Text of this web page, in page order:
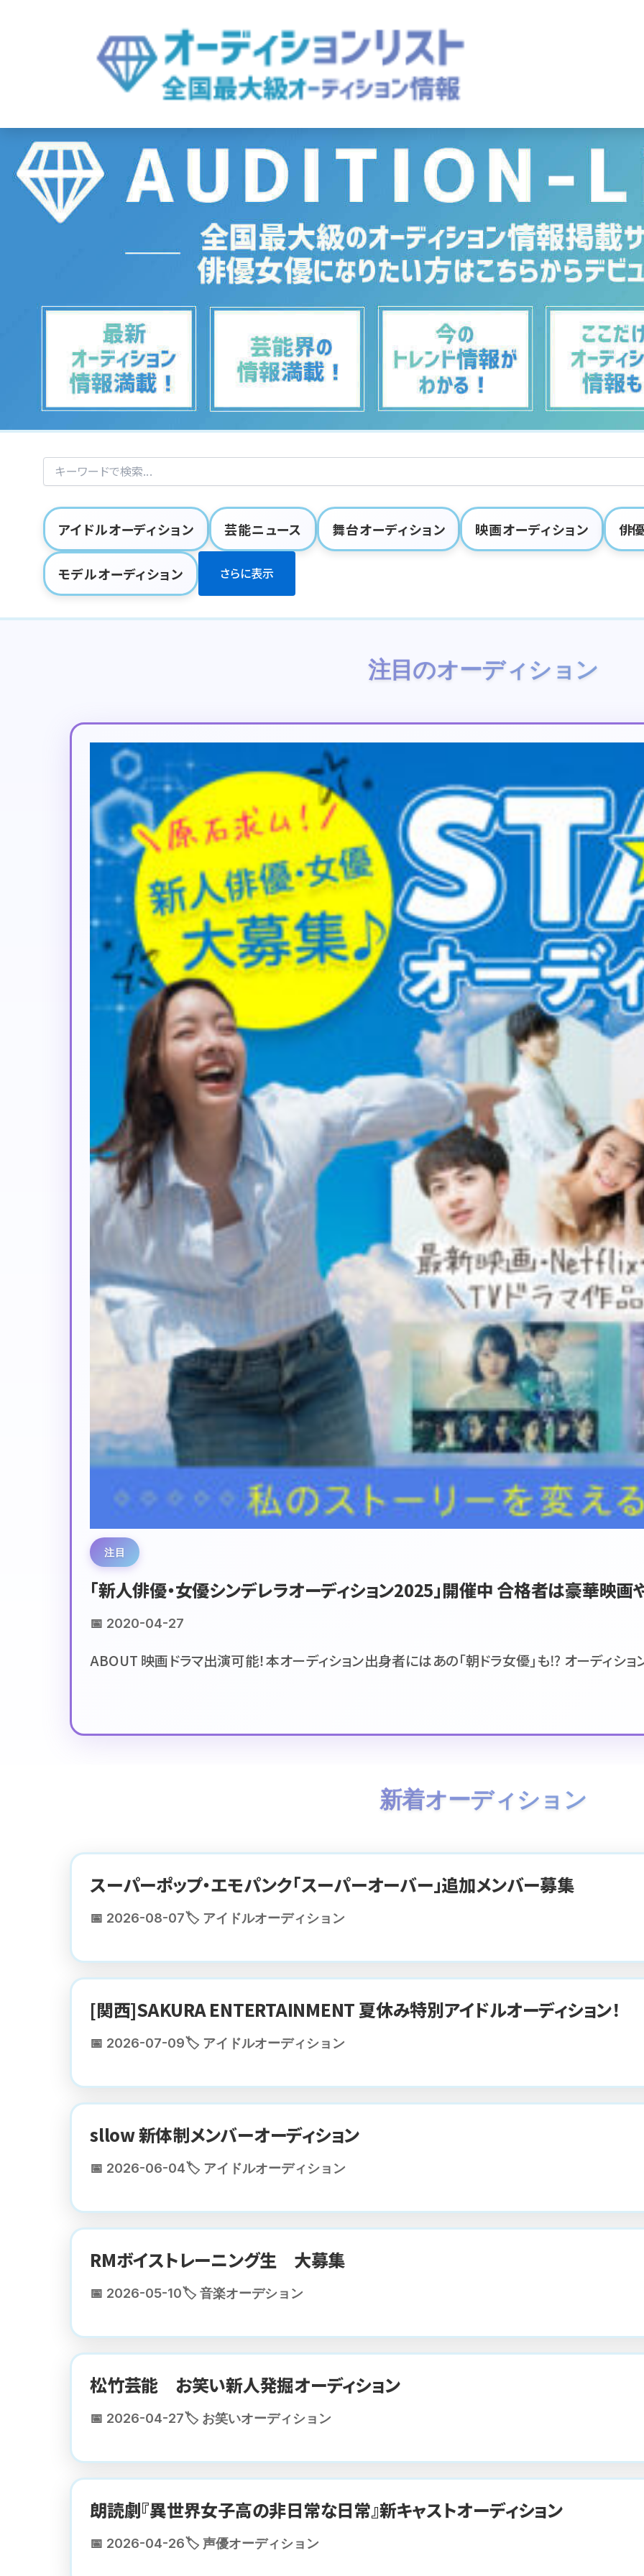
アイドルオーディション 芸能ニュース 舞台オーディション 映画オーディション 俳
モデルオーディション さらに表示
注目のオーディション
注目
「新人俳優・女優シンデレラオーディション2025」開催中 合格者は豪華映
📅 2020-04-27
ABOUT 映画ドラマ出演可能！本オーディション出身者にはあの「朝ドラ女優」も⁉ オーディショ
新着オーディション
スーパーポップ・エモパンク「スーパーオーバー」追加メンバー募集
📅 2026-08-07🏷️ アイドルオーディション
[関西]SAKURA ENTERTAINMENT 夏休み特別アイドルオーディション！
📅 2026-07-09🏷️ アイドルオーディション
sllow 新体制メンバーオーディション
📅 2026-06-04🏷️ アイドルオーディション
RMボイストレーニング生 大募集
📅 2026-05-10🏷️ 音楽オーデション
松竹芸能 お笑い新人発掘オーディション
📅 2026-04-27🏷️ お笑いオーディション
朗読劇『異世界女子高の非日常な日常』新キャストオーディション
📅 2026-04-26🏷️ 声優オーディション